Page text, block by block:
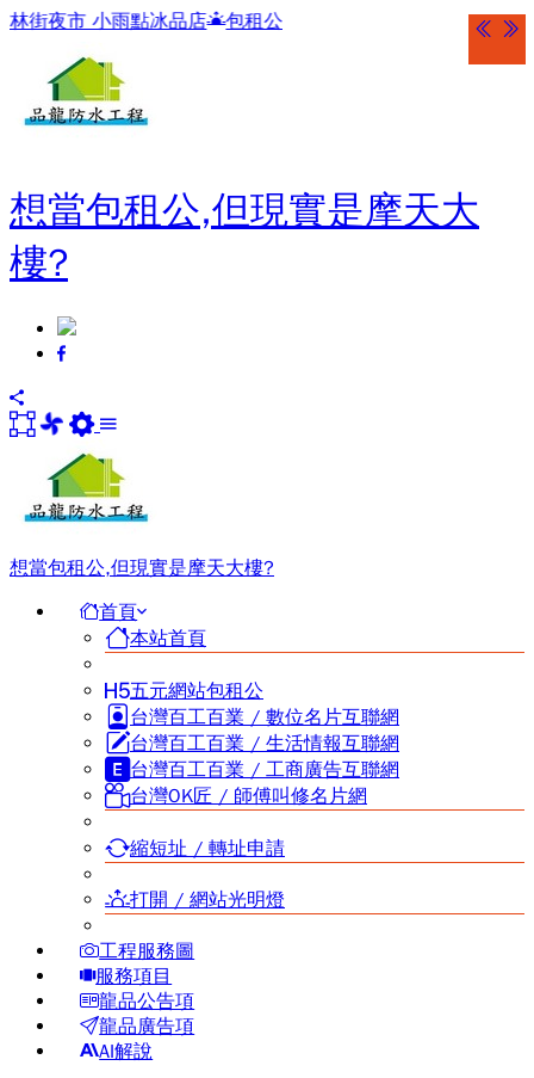
雨點冰品店 包租公
想當包租公,但現實是摩天大
樓?
想當包租公,但現實是摩天大樓?
首頁
本站首頁
五元網站包租公
台灣百工百業 / 數位名片互聯網
台灣百工百業 / 生活情報互聯網
台灣百工百業 / 工商廣告互聯網
台灣OK匠 / 師傅叫修名片網
縮短址 / 轉址申請
打開 / 網站光明燈
工程服務圖
服務項目
龍品公告項
龍品廣告項
AI解說